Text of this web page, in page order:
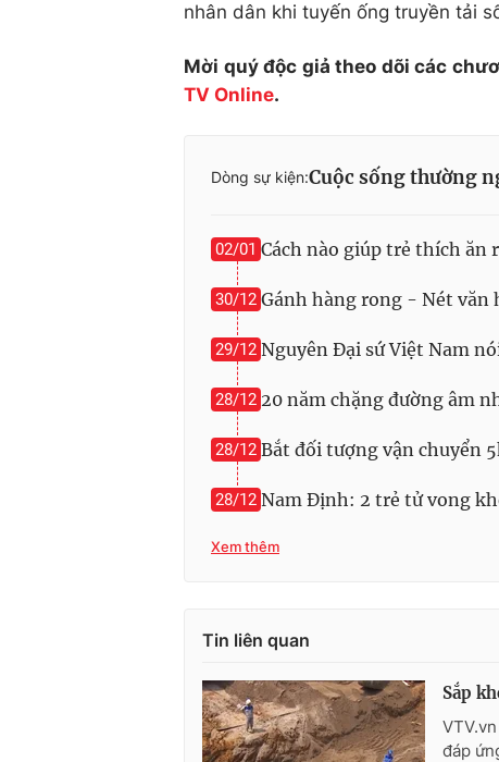
nhân dân khi tuyến ống truyền tải
Mời quý độc giả theo dõi các
TV Online.
Dòng sự kiện:Cuộc sống thường
02/01 Cách nào giúp trẻ thích ăn
30/12 Gánh hàng rong - Nét văn
29/12 Nguyên Đại sứ Việt Nam
28/12 20 năm chặng đường âm
28/12 Bắt đối tượng vận chuyển
28/12 Nam Định: 2 trẻ tử vong
Xem thêm
Tin liên quan
Sắp
đáp